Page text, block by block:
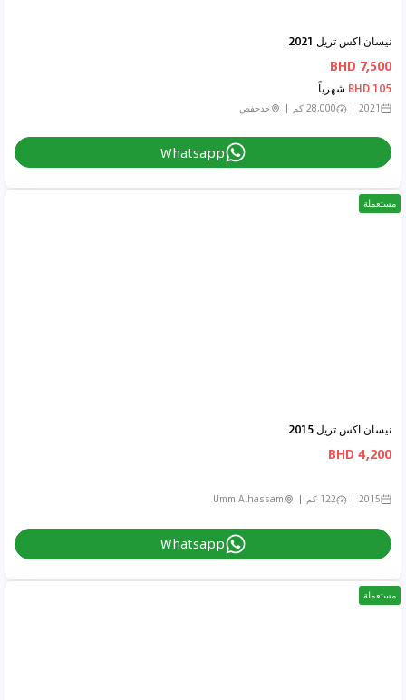
نيسان اكس تريل 2021
7,500 BHD
105 BHD شهرياً
2021 28,000 كم جدحفص
Whatsapp
مستعملة
نيسان اكس تريل 2015
4,200 BHD
2015 122 كم Umm Alhassam
Whatsapp
مستعملة